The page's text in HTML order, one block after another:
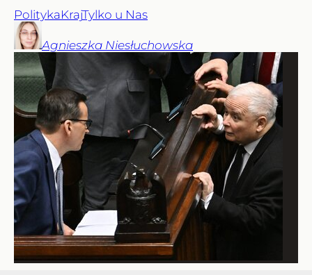
PolitykaKrajTylko u Nas
Agnieszka Niesłuchowska